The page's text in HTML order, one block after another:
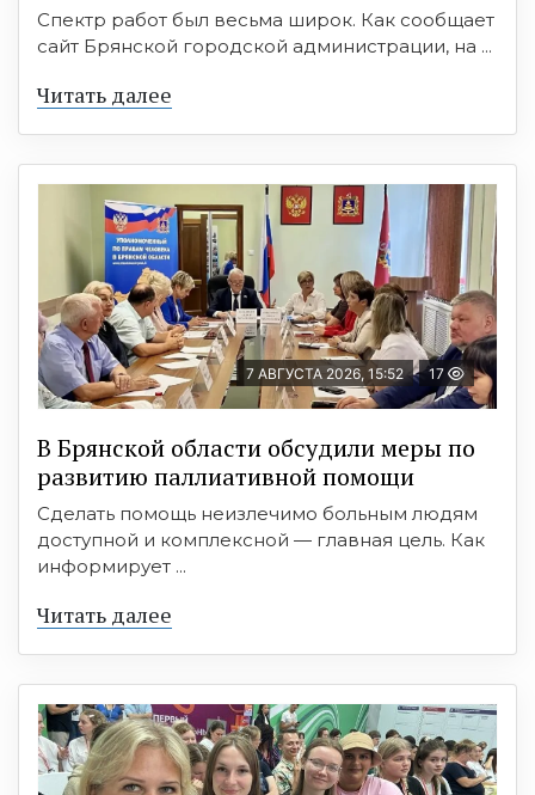
Спектр работ был весьма широк. Как сообщает
сайт Брянской городской администрации, на ...
Читать далее
7 АВГУСТА 2026, 15:52 17
В Брянской области обсудили меры по
развитию паллиативной помощи
Сделать помощь неизлечимо больным людям
доступной и комплексной — главная цель. Как
информирует ...
Читать далее